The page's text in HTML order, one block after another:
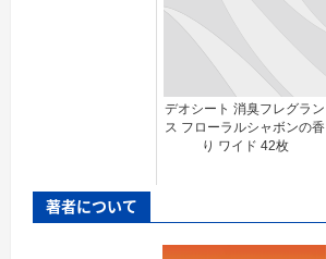
デオシート 消臭フレグラン
ス フローラルシャボンの香
り ワイド 42枚
著者について